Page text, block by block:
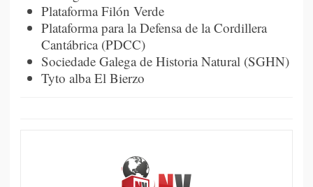
Plataforma Filón Verde
Plataforma para la Defensa de la Cordillera
Cantábrica (PDCC)
Sociedade Galega de Historia Natural (SGHN)
Tyto alba El Bierzo